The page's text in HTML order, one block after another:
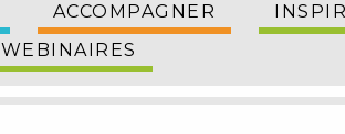
ACCOMPAGNER
WEBINAIRES